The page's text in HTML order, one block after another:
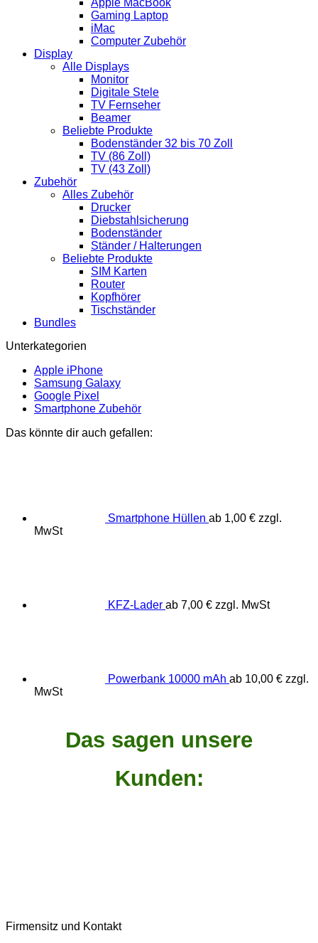
Gaming Laptop
iMac
Computer Zubehör
Display
Alle Displays
Monitor
Digitale Stele
TV Fernseher
Beamer
Beliebte Produkte
Bodenständer 32 bis 70 Zoll
TV (86 Zoll)
TV (43 Zoll)
Zubehör
Alles Zubehör
Drucker
Diebstahlsicherung
Bodenständer
Ständer / Halterungen
Beliebte Produkte
SIM Karten
Router
Kopfhörer
Tischständer
Bundles
Unterkategorien
Apple iPhone
Samsung Galaxy
Google Pixel
Smartphone Zubehör
Das könnte dir auch gefallen:
Smartphone Hüllen ab 1,00 € zzgl.
MwSt
KFZ-Lader ab 7,00 € zzgl. MwSt
Powerbank 10000 mAh ab 10,00 € zzgl.
MwSt
Das sagen unsere
Kunden:
Firmensitz und Kontakt